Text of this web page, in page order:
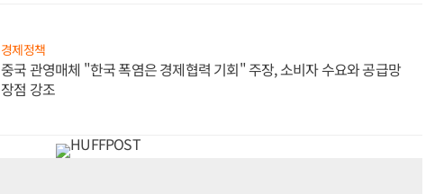
경제정책
중국 관영매체 "한국 폭염은 경제협력 기회" 주장, 소비자 수요와 공급망
장점 강조